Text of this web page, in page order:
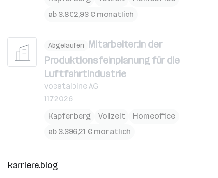
ab 3.802,93 € monatlich
Abgelaufen Mitarbeiter:in der
Produktionsfeinplanung für die
Luftfahrtindustrie
voestalpine AG
11.7.2026
Kapfenberg
Vollzeit
Homeoffice
ab 3.396,21 € monatlich
karriere.blog